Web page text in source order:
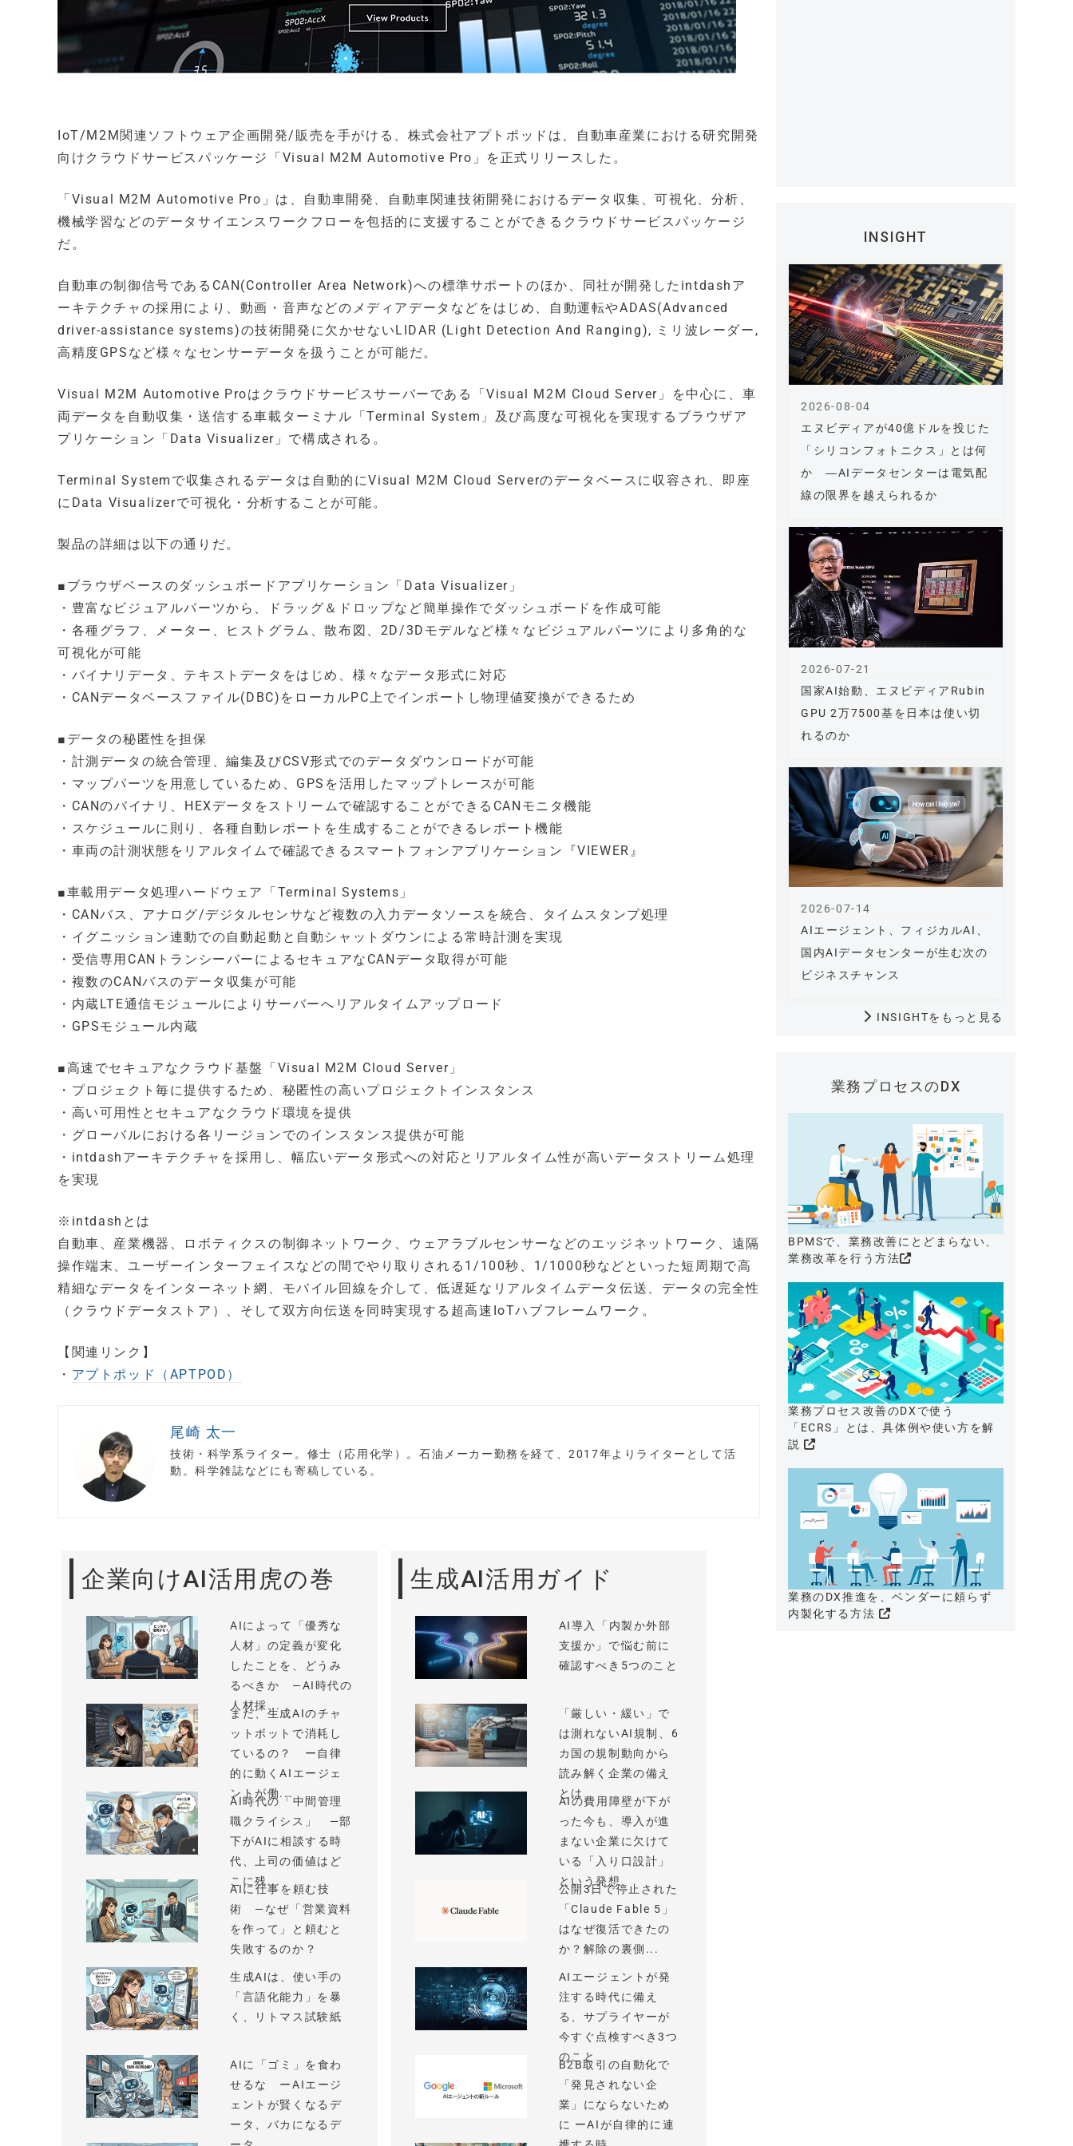
IoT/M2M関連ソフトウェア企画開発/販売を手がける、株式会社アプトポッドは、自動車産業における研究開発
向けクラウドサービスパッケージ「Visual M2M Automotive Pro」を正式リリースした。
「Visual M2M Automotive Pro」は、自動車開発、自動車関連技術開発におけるデータ収集、可視化、分析、
機械学習などのデータサイエンスワークフローを包括的に支援することができるクラウドサービスパッケージ
だ。
自動車の制御信号であるCAN(Controller Area Network)への標準サポートのほか、同社が開発したintdashア
ーキテクチャの採用により、動画・音声などのメディアデータなどをはじめ、自動運転やADAS(Advanced
driver-assistance systems)の技術開発に欠かせないLIDAR (Light Detection And Ranging), ミリ波レーダー,
高精度GPSなど様々なセンサーデータを扱うことが可能だ。
Visual M2M Automotive Proはクラウドサービスサーバーである「Visual M2M Cloud Server」を中心に、車
両データを自動収集・送信する車載ターミナル「Terminal System」及び高度な可視化を実現するブラウザア
プリケーション「Data Visualizer」で構成される。
Terminal Systemで収集されるデータは自動的にVisual M2M Cloud Serverのデータベースに収容され、即座
にData Visualizerで可視化・分析することが可能。
製品の詳細は以下の通りだ。
■ブラウザベースのダッシュボードアプリケーション「Data Visualizer」
・豊富なビジュアルパーツから、ドラッグ＆ドロップなど簡単操作でダッシュボードを作成可能
・各種グラフ、メーター、ヒストグラム、散布図、2D/3Dモデルなど様々なビジュアルパーツにより多角的な
可視化が可能
・バイナリデータ、テキストデータをはじめ、様々なデータ形式に対応
・CANデータベースファイル(DBC)をローカルPC上でインポートし物理値変換ができるため
■データの秘匿性を担保
・計測データの統合管理、編集及びCSV形式でのデータダウンロードが可能
・マップパーツを用意しているため、GPSを活用したマップトレースが可能
・CANのバイナリ、HEXデータをストリームで確認することができるCANモニタ機能
・スケジュールに則り、各種自動レポートを生成することができるレポート機能
・車両の計測状態をリアルタイムで確認できるスマートフォンアプリケーション『VIEWER』
■車載用データ処理ハードウェア「Terminal Systems」
・CANバス、アナログ/デジタルセンサなど複数の入力データソースを統合、タイムスタンプ処理
・イグニッション連動での自動起動と自動シャットダウンによる常時計測を実現
・受信専用CANトランシーバーによるセキュアなCANデータ取得が可能
・複数のCANバスのデータ収集が可能
・内蔵LTE通信モジュールによりサーバーへリアルタイムアップロード
・GPSモジュール内蔵
■高速でセキュアなクラウド基盤「Visual M2M Cloud Server」
・プロジェクト毎に提供するため、秘匿性の高いプロジェクトインスタンス
・高い可用性とセキュアなクラウド環境を提供
・グローバルにおける各リージョンでのインスタンス提供が可能
・intdashアーキテクチャを採用し、幅広いデータ形式への対応とリアルタイム性が高いデータストリーム処理
を実現
※intdashとは
自動車、産業機器、ロボティクスの制御ネットワーク、ウェアラブルセンサーなどのエッジネットワーク、遠隔
操作端末、ユーザーインターフェイスなどの間でやり取りされる1/100秒、1/1000秒などといった短周期で高
精細なデータをインターネット網、モバイル回線を介して、低遅延なリアルタイムデータ伝送、データの完全性
（クラウドデータストア）、そして双方向伝送を同時実現する超高速IoTハブフレームワーク。
【関連リンク】
・ アプトポッド（APTPOD）
尾崎 太一
技術・科学系ライター。修士（応用化学）。石油メーカー勤務を経て、2017年よりライターとして活
動。科学雑誌などにも寄稿している。
企業向けAI活用虎の巻
AIによって「優秀な
人材」の定義が変化
したことを、どうみ
るべきか —AI時代の
人材採...
まだ、生成AIのチャ
ットボットで消耗し
ているの？ ー自律
的に動くAIエージェ
ントが働...
AI時代の「中間管理
職クライシス」 —部
下がAIに相談する時
代、上司の価値はど
こに残...
AIに仕事を頼む技
術 —なぜ「営業資料
を作って」と頼むと
失敗するのか？
生成AIは、使い手の
「言語化能力」を暴
く、リトマス試験紙
AIに「ゴミ」を食わ
せるな ーAIエージ
ェントが賢くなるデ
ータ、バカになるデ
生成AI活用ガイド
AI導入「内製か外部
支援か」で悩む前に
確認すべき5つのこと
「厳しい・緩い」で
は測れないAI規制、6
カ国の規制動向から
読み解く企業の備え
とは
AIの費用障壁が下が
った今も、導入が進
まない企業に欠けて
いる「入り口設計」
という発想
公開3日で停止された
「Claude Fable 5」
はなぜ復活できたの
か？解除の裏側...
AIエージェントが発
注する時代に備え
る、サプライヤーが
今すぐ点検すべき3つ
のこと
B2B取引の自動化で
「発見されない企
業」にならないため
に ーAIが自律的に連
INSIGHT
エヌビディアが40億ドルを投じた
「シリコンフォトニクス」とは何
か ―AIデータセンターは電気配
線の限界を越えられるか
2026-08-04
国家AI始動、エヌビディアRubin
GPU 2万7500基を日本は使い切
れるのか
2026-07-21
AIエージェント、フィジカルAI、
国内AIデータセンターが生む次の
ビジネスチャンス
2026-07-14
INSIGHTをもっと見る
業務プロセスのDX
BPMSで、業務改善にとどまらない、
業務改革を行う方法
業務プロセス改善のDXで使う
「ECRS」とは、具体例や使い方を解
説
業務のDX推進を、ベンダーに頼らず
内製化する方法